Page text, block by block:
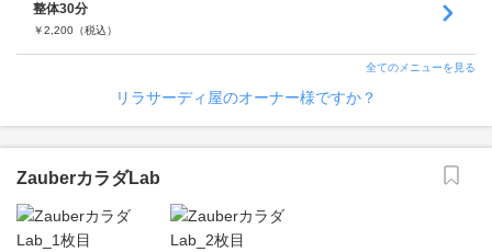
整体30分
￥2,200 （税込）
全てのメニューを見る
リラサーディ屋のオーナー様ですか？
ZauberカラダLab